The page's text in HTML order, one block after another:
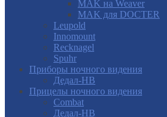
MAK на Weaver
MAK для DOCTER
Leupold
Innomount
Recknagel
Spuhr
Приборы ночного видения
Дедал-НВ
Прицелы ночного видения
Combat
Дедал-НВ